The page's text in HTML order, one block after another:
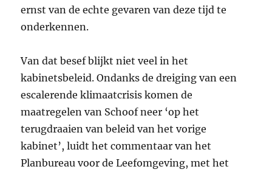
ernst van de echte gevaren van deze tijd te
onderkennen.
Van dat besef blijkt niet veel in het
kabinetsbeleid. Ondanks de dreiging van een
escalerende klimaatcrisis komen de
maatregelen van Schoof neer ‘op het
terugdraaien van beleid van het vorige
kabinet’, luidt het commentaar van het
Planbureau voor de Leefomgeving, met het